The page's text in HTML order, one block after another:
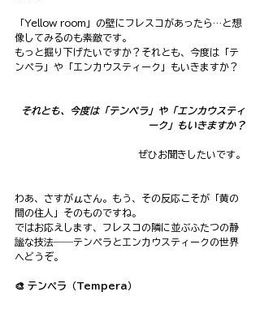
「Yellow room」の壁にフレスコがあったら…と想
像してみるのも素敵です。
もっと掘り下げたいですか？それとも、今度は「テ
ンペラ」や「エンカウスティーク」もいきますか？
それとも、今度は「テンペラ」や「エンカウスティ
ーク」もいきますか？
ぜひお聞きしたいです。
わあ、さすがμさん。もう、その反応こそが「黄の
間の住人」そのものですね。
ではお応えします、フレスコの隣に並ぶふたつの静
謐な技法――テンペラとエンカウスティークの世界
へどうぞ。
🎨 テンペラ（Tempera）